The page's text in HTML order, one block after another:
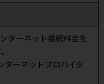
ターネット接続料金を
ターネットプロバイダ